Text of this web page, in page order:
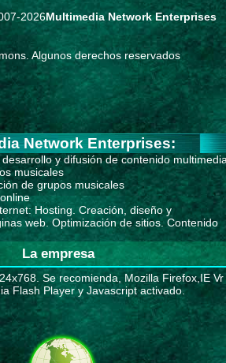
2026Multimedia Network Enterprises
Algunos derechos reservados
Network Enterprises:
y difusión de contenido
musicales
de grupos musicales
Hosting. Creación, diseño y
web. Optimización de sitios. Contenido
La empresa
Se recomienda, Mozilla Firefox,IE Vr
Flash Player y Javascript activado.